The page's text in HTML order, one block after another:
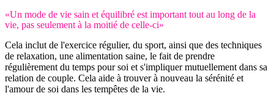
«Un mode de vie sain et équilibré est important tout au long de la
vie, pas seulement à la moitié de celle-ci»
Cela inclut de l'exercice régulier, du sport, ainsi que des techniques
de relaxation, une alimentation saine, le fait de prendre
régulièrement du temps pour soi et s'impliquer mutuellement dans sa
relation de couple. Cela aide à trouver à nouveau la sérénité et
l'amour de soi dans les tempêtes de la vie.